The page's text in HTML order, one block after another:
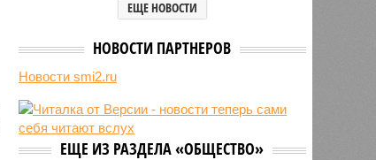
Ямпольская объяснила причины
ведущие вузы страны
06/08
Euractiv: закрытие границы с
экономики Финляндии
06/08
Минобрнауки осенью примет
решение о правилах приёма на
ЕЩЕ НОВОСТИ
НОВОСТИ ПАРТНЕРОВ
Новости smi2.ru
ЕЩЕ ИЗ РАЗДЕЛА «ОБЩЕСТВО»